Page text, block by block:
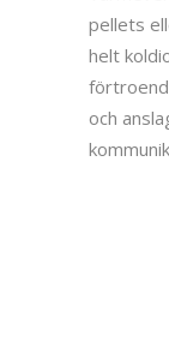
pellets
helt
och